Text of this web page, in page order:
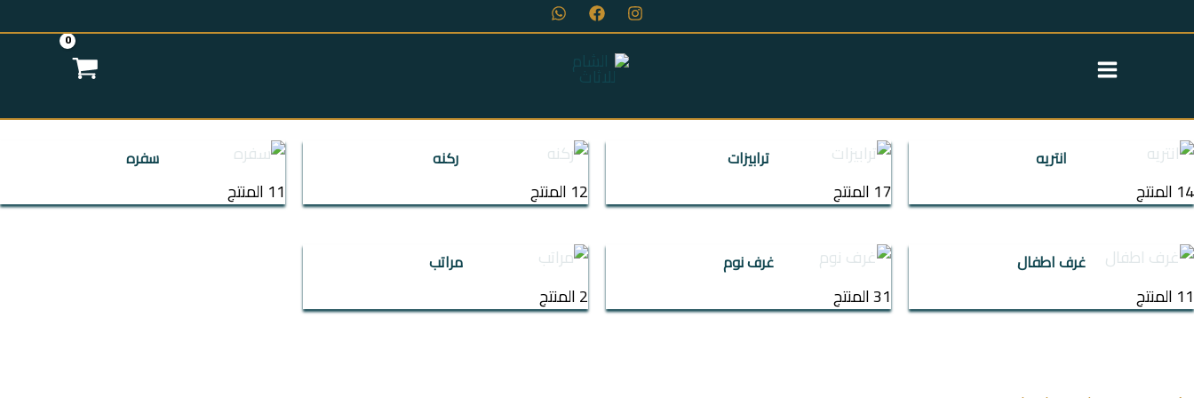
إلى
انتريه
14 المنتج
ترابيزات
17 المنتج
ركنه
12 المنتج
سفره
11 المنتج
غرف اطفال
11 المنتج
غرف نوم
31 المنتج
مراتب
2 المنتج
انتريه
ترابيزات
جزامات
غرف اطفال
غرف نوم
مراتب
ترابيزة استانلس